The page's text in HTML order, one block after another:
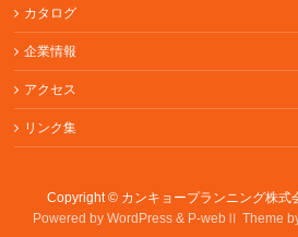
カタログ
企業情報
アクセス
リンク集
Copyright © カンキョープランニング株式
Powered by WordPress & P-webⅡ Theme